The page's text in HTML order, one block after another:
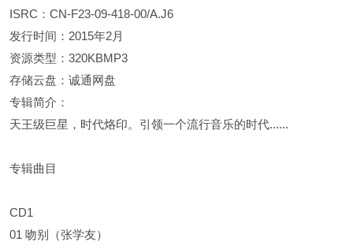
ISRC：CN-F23-09-418-00/A.J6
发行时间：2015年2月
资源类型：320KBMP3
存储云盘：诚通网盘
专辑简介：
天王级巨星，时代烙印。引领一个流行音乐的时代......
专辑曲目
CD1
01 吻别（张学友）